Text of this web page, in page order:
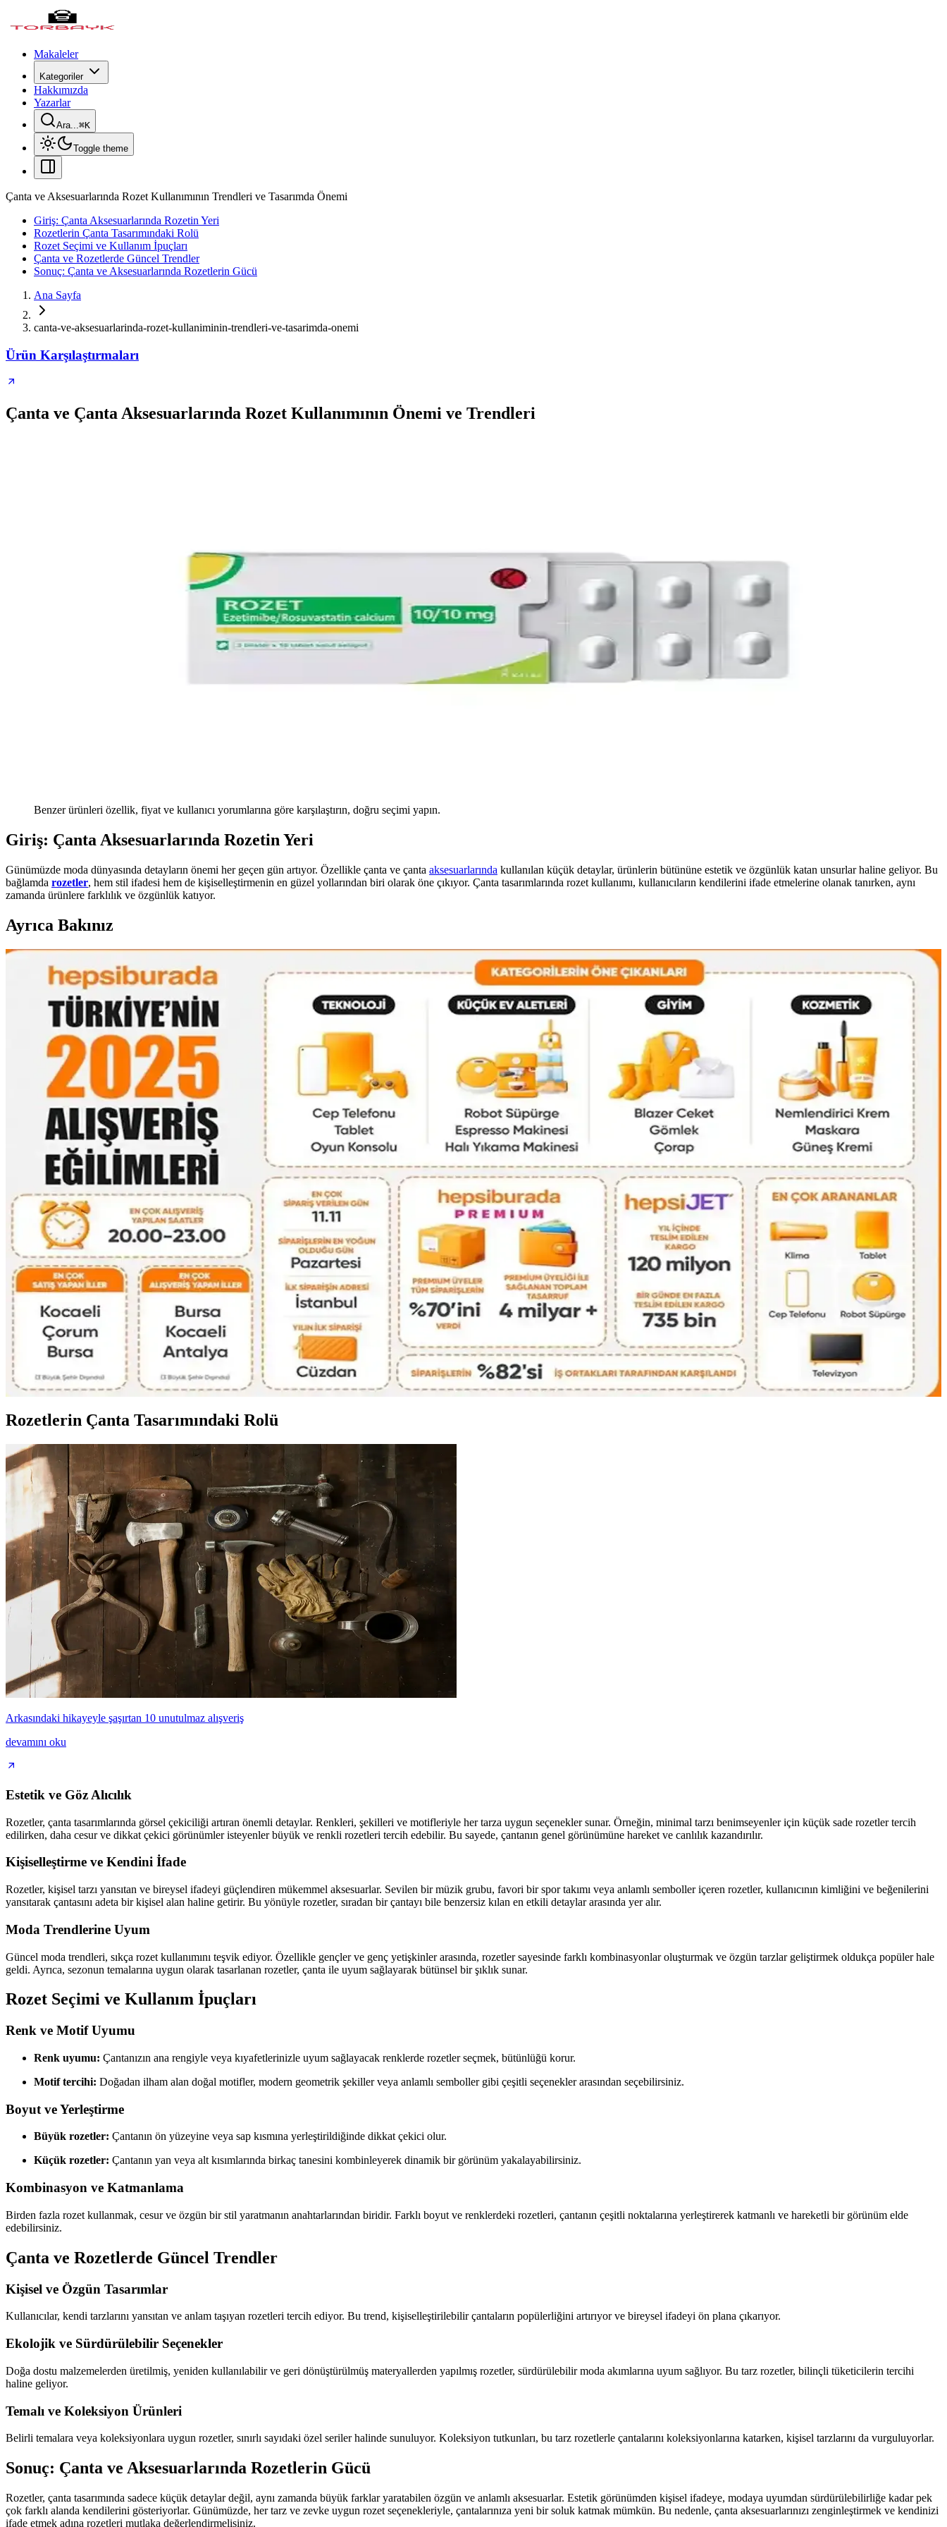
Makaleler
Kategoriler
Hakkımızda
Yazarlar
Ara...⌘K
Toggle theme
Çanta ve Aksesuarlarında Rozet Kullanımının Trendleri ve Tasarımda Önemi
Giriş: Çanta Aksesuarlarında Rozetin Yeri
Rozetlerin Çanta Tasarımındaki Rolü
Rozet Seçimi ve Kullanım İpuçları
Çanta ve Rozetlerde Güncel Trendler
Sonuç: Çanta ve Aksesuarlarında Rozetlerin Gücü
Ana Sayfa
canta-ve-aksesuarlarinda-rozet-kullaniminin-trendleri-ve-tasarimda-onemi
Ürün Karşılaştırmaları
Çanta ve Çanta Aksesuarlarında Rozet Kullanımının Önemi ve Trendleri
Benzer ürünleri özellik, fiyat ve kullanıcı yorumlarına göre karşılaştırın, doğru seçimi yapın.
Giriş: Çanta Aksesuarlarında Rozetin Yeri
Günümüzde moda dünyasında detayların önemi her geçen gün artıyor. Özellikle çanta ve çanta aksesuarlarında kullanılan küçük detaylar, ürünlerin bütününe estetik ve özgünlük katan unsurlar haline geliyor. Bu
bağlamda rozetler, hem stil ifadesi hem de kişiselleştirmenin en güzel yollarından biri olarak öne çıkıyor. Çanta tasarımlarında rozet kullanımı, kullanıcıların kendilerini ifade etmelerine olanak tanırken, aynı
zamanda ürünlere farklılık ve özgünlük katıyor.
Ayrıca Bakınız
Çanta Koleksiyonları: Çeşitlilik, Kullanım Tercihleri ve İkinci El Alışverişte Orijinallik
Çanta koleksiyonları farklı boyut, doku ve renklerle zenginleşir. Kullanım sıklığına göre tercih edilen çantalar, koleksiyon yönetimi ve ikinci el alışverişte orijinallik kontrolü önem taşır.
Fyro Levo 30L Sırt Çantası ile İş Seyahatlerinde Tek Çanta Kullanımı ve Paketleme Stratejileri
Fyro Levo 30L sırt çantası, iş seyahatlerinde tek çanta konseptiyle pratik paketleme ve taşınabilirlik sunar. Elektronik cihazlar, kıyafetler ve kişisel eşyalar düzenli şekilde taşınabilir.
30'lu Yaşlardaki Anneler İçin Moda ve Fonksiyonellik Dengesinde El Çantası Seçimi
30'lu yaşlardaki anneler için el çantası seçimi, modaya uygunluk, dayanıklılık ve fonksiyonelliği bir arada sunan modellerle günlük hayatın ihtiyaçlarına cevap verir. Markalar ve malzeme tercihleri önemlidir.
Dooney & Bourke Janine Çantası: Dayanıklı Deri Tasarımı ve Piyasa Değeri Analizi
Dooney & Bourke Janine çantası, dayanıklı deri yapısı ve şık tasarımıyla günlük kullanım ve seyahat için ideal. İkinci el piyasasında uygun fiyatlı, manevi değeri yüksek bir seçenek sunar.
Çocukça Bulunan Çanta Tasarımları ve Stil Algısının Sosyal ve Kültürel Boyutları
Çanta tasarımlarında renkli ve neşeli modellerin 'çocukça' algısı, bireysel ifade ve kültürel farklılıklarla şekillenir. Stil, özgünlük ve mutlulukla anlam kazanır.
16 Litrelik Kanken Sırt Çantasıyla 4 Gün 4 Gece Minimalist Seyahat Planlama
16 litrelik Kanken sırt çantasıyla 4 gün 4 gece minimalist seyahat için teknoloji, kişisel bakım ve giysi eşyalarının düzenli ve hafif paketlenmesi anlatılıyor. Beden ve ihtiyaçlara göre esneklik vurgulanıyor.
Kişisel Özelliklerle Çanta Seçimi: İsim, İnisiyal ve Anlamlı Detayların Önemi
İsim, inisiyal ve kişisel sembollerle bağlantılı çanta seçimi, kullanıcıların kendilerini ifade etme biçimini yansıtır. Doğum yılı, favori renk ve ilgi alanları da seçimleri etkiler.
2026 İlk Çeyrek Reddit Çanta Satış ve Takas Piyasası İncelemesi ve Güvenlik Önlemleri
2026'nın ilk çeyreğinde Reddit'te çanta satış ve takasında kullanıcılar ürün durumu, fiyatlandırma ve güvenli ödeme yöntemlerine dikkat ediyor. Popüler markalar ve dolandırıcılık uyarıları öne çıkıyor.
Rozetlerin Çanta Tasarımındaki Rolü
Arkasındaki hikayeyle şaşırtan 10 unutulmaz alışveriş
devamını oku
Estetik ve Göz Alıcılık
Rozetler, çanta tasarımlarında görsel çekiciliği artıran önemli detaylar. Renkleri, şekilleri ve motifleriyle her tarza uygun seçenekler sunar. Örneğin, minimal tarzı benimseyenler için küçük sade rozetler tercih
edilirken, daha cesur ve dikkat çekici görünümler isteyenler büyük ve renkli rozetleri tercih edebilir. Bu sayede, çantanın genel görünümüne hareket ve canlılık kazandırılır.
Kişiselleştirme ve Kendini İfade
Rozetler, kişisel tarzı yansıtan ve bireysel ifadeyi güçlendiren mükemmel aksesuarlar. Sevilen bir müzik grubu, favori bir spor takımı veya anlamlı semboller içeren rozetler, kullanıcının kimliğini ve beğenilerini
yansıtarak çantasını adeta bir kişisel alan haline getirir. Bu yönüyle rozetler, sıradan bir çantayı bile benzersiz kılan en etkili detaylar arasında yer alır.
Moda Trendlerine Uyum
Güncel moda trendleri, sıkça rozet kullanımını teşvik ediyor. Özellikle gençler ve genç yetişkinler arasında, rozetler sayesinde farklı kombinasyonlar oluşturmak ve özgün tarzlar geliştirmek oldukça popüler hale
geldi. Ayrıca, sezonun temalarına uygun olarak tasarlanan rozetler, çanta ile uyum sağlayarak bütünsel bir şıklık sunar.
Rozet Seçimi ve Kullanım İpuçları
Renk ve Motif Uyumu
Renk uyumu: Çantanızın ana rengiyle veya kıyafetlerinizle uyum sağlayacak renklerde rozetler seçmek, bütünlüğü korur.
Motif tercihi: Doğadan ilham alan doğal motifler, modern geometrik şekiller veya anlamlı semboller gibi çeşitli seçenekler arasından seçebilirsiniz.
Boyut ve Yerleştirme
Büyük rozetler: Çantanın ön yüzeyine veya sap kısmına yerleştirildiğinde dikkat çekici olur.
Küçük rozetler: Çantanın yan veya alt kısımlarında birkaç tanesini kombinleyerek dinamik bir görünüm yakalayabilirsiniz.
Kombinasyon ve Katmanlama
Birden fazla rozet kullanmak, cesur ve özgün bir stil yaratmanın anahtarlarından biridir. Farklı boyut ve renklerdeki rozetleri, çantanın çeşitli noktalarına yerleştirerek katmanlı ve hareketli bir görünüm elde
edebilirsiniz.
Çanta ve Rozetlerde Güncel Trendler
Kişisel ve Özgün Tasarımlar
Kullanıcılar, kendi tarzlarını yansıtan ve anlam taşıyan rozetleri tercih ediyor. Bu trend, kişiselleştirilebilir çantaların popülerliğini artırıyor ve bireysel ifadeyi ön plana çıkarıyor.
Ekolojik ve Sürdürülebilir Seçenekler
Doğa dostu malzemelerden üretilmiş, yeniden kullanılabilir ve geri dönüştürülmüş materyallerden yapılmış rozetler, sürdürülebilir moda akımlarına uyum sağlıyor. Bu tarz rozetler, bilinçli tüketicilerin tercihi
haline geliyor.
Temalı ve Koleksiyon Ürünleri
Belirli temalara veya koleksiyonlara uygun rozetler, sınırlı sayıdaki özel seriler halinde sunuluyor. Koleksiyon tutkunları, bu tarz rozetlerle çantalarını koleksiyonlarına katarken, kişisel tarzlarını da vurguluyorlar.
Sonuç: Çanta ve Aksesuarlarında Rozetlerin Gücü
Rozetler, çanta tasarımında sadece küçük detaylar değil, aynı zamanda büyük farklar yaratabilen özgün ve anlamlı aksesuarlar. Estetik görünümden kişisel ifadeye, modaya uyumdan sürdürülebilirliğe kadar pek
çok farklı alanda kendilerini gösteriyorlar. Günümüzde, her tarz ve zevke uygun rozet seçenekleriyle, çantalarınıza yeni bir soluk katmak mümkün. Bu nedenle, çanta aksesuarlarınızı zenginleştirmek ve kendinizi
ifade etmek adına rozetleri mutlaka değerlendirmelisiniz.